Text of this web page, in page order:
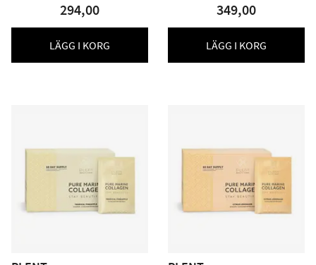
294,00
LÄGG I KORG
349,00
LÄGG I KORG